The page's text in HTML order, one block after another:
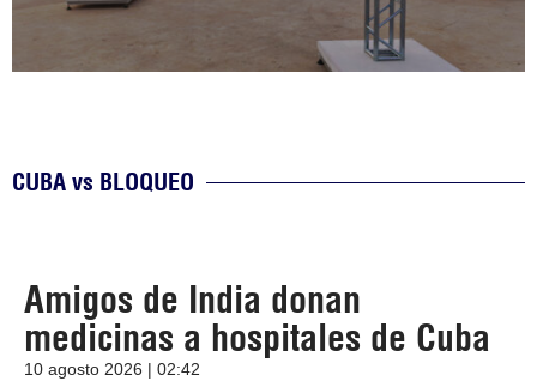
CUBA vs BLOQUEO
Amigos de India donan
medicinas a hospitales de Cuba
10 agosto 2026 | 02:42